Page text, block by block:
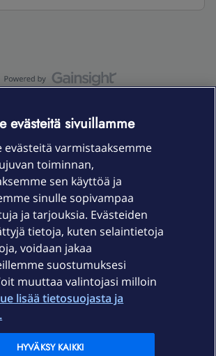
evästeitä sivuillamme
evästeitä varmistaaksemme
toiminnan,
sen käyttöä ja
sinulle sopivampaa
ja tarjouksia. Evästeiden
tietoja, kuten selaintietoja
voidaan jakaa
suostumuksesi
muuttaa valintojasi milloin
lisää tietosuojasta ja
HYVÄKSY KAIKKI